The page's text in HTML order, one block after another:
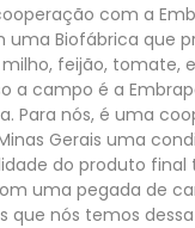
com a
Biofábrica que
feijão,
a campo é a
Para nós, é uma
Gerais uma
do produto
uma pegada de
que nós temos